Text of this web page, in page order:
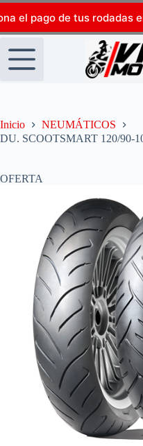
el pago de tus rodadas
Inicio
NEUMÁTICOS
DU. SCOOTSMART 120/90-
OFERTA